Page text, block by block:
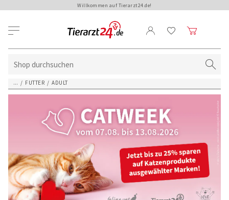
Willkommen auf Tierarzt24.de!
... / FUTTER / ADULT